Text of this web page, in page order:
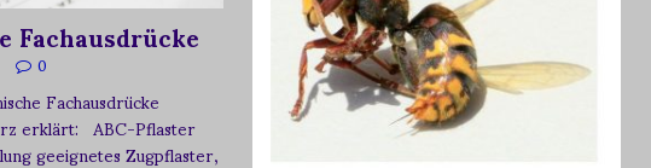
0
Fachausdrücke
erklärt: ABC-Pflaster
geeignetes Zugpflaster,